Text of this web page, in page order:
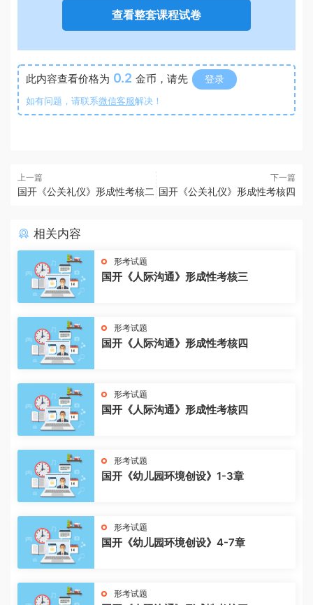
查看整套课程试卷
此内容查看价格为 0.2 金币，请先 登录
如有问题，请联系微信客服解决！
上一篇
国开《公关礼仪》形成性考核二
下一篇
国开《公关礼仪》形成性考核四
相关内容
形考试题
国开《人际沟通》形成性考核三
形考试题
国开《人际沟通》形成性考核四
形考试题
国开《人际沟通》形成性考核四
形考试题
国开《幼儿园环境创设》1-3章
形考试题
国开《幼儿园环境创设》4-7章
形考试题